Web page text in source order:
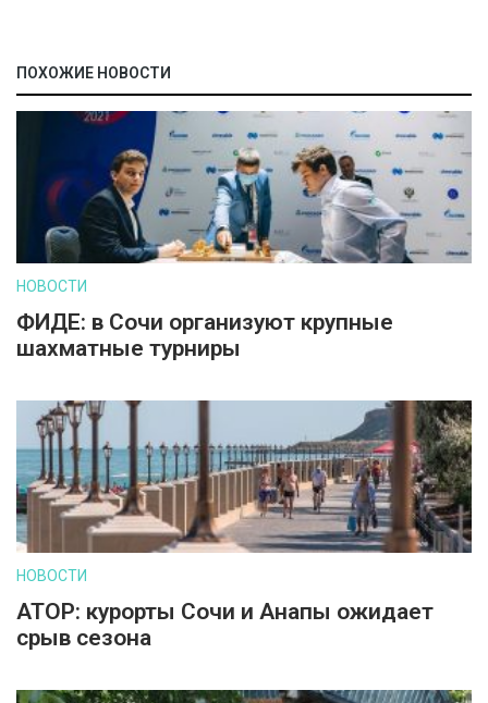
ПОХОЖИЕ НОВОСТИ
НОВОСТИ
ФИДЕ: в Сочи организуют крупные
шахматные турниры
НОВОСТИ
АТОР: курорты Сочи и Анапы ожидает
срыв сезона